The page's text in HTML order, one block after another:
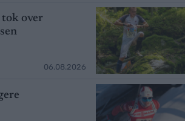
over
06.08.2026